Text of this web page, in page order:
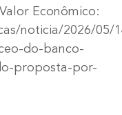
Econômico:
noticia/2026/05/
do-banco-
proposta-por-